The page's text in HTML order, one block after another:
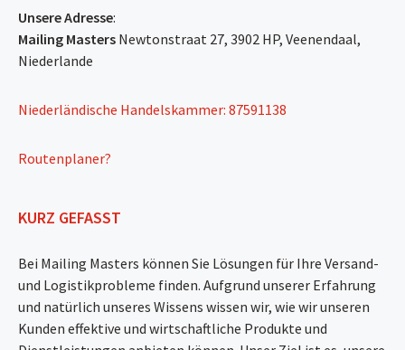
Unsere Adresse:
Mailing Masters Newtonstraat 27, 3902 HP, Veenendaal,
Niederlande
Niederländische Handelskammer: 87591138
Routenplaner?
KURZ GEFASST
Bei Mailing Masters können Sie Lösungen für Ihre Versand-
und Logistikprobleme finden. Aufgrund unserer Erfahrung
und natürlich unseres Wissens wissen wir, wie wir unseren
Kunden effektive und wirtschaftliche Produkte und